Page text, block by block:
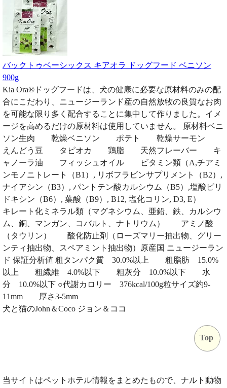
バックトゥベーシックス キアオラ ドッグフード ベニソン
900g
Kia Ora®ドッグフードは、犬の健康に必要な原材料のみの配
合にこだわり、ニュージーランド産の自然放牧の良質なお肉
を可能な限り多く配合することに集中して作りました。イメ
ージを高めるだけの原材料は使用していません。 原材料ベニ
ソン生肉 乾燥ベニソン ポテト 乾燥サーモン
えんどう豆 タピオカ 鶏脂 天然フレーバー キ
ャノーラ油 フィッシュオイル ビタミン類（A,チアミ
ンモノニトレート（B1）, リボフラビンサプリメント（B2）,
ナイアシン（B3）, パントテン酸カルシウム（B5）,塩酸ピリ
ドキシン（B6）, 葉酸（B9）, B12, 塩化コリン, D3, E）
キレート化ミネラル類（マグネシウム、亜鉛、鉄、カルシウ
ム、銅、マンガン、コバルト、ナトリウム） アミノ酸
（タウリン） 酸化防止剤（ローズマリー抽出物、グリー
ンティ抽出物、スペアミント抽出物）原産国 ニュージーラン
ド 保証分析値 粗タンパク質 30.0%以上 粗脂肪 15.0%
以上 粗繊維 4.0%以下 粗灰分 10.0%以下 水
分 10.0%以下 ○代謝カロリー 376kcal/100g粒サイズ約9-
11mm 厚さ3-5mm
犬と猫のJohn＆Coco ジョン＆ココ
Top
当サイトはペットホテル情報をまとめたもので、ナルト動物